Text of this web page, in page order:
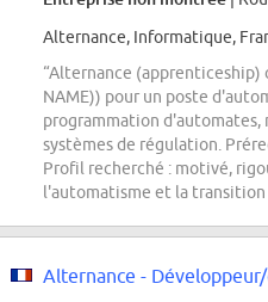
Alternance, Informatique,
“Alternance (apprenticeship)
NAME)) pour un poste
programmation
systèmes de régulation.
Profil recherché : motivé,
l'automatisme et la